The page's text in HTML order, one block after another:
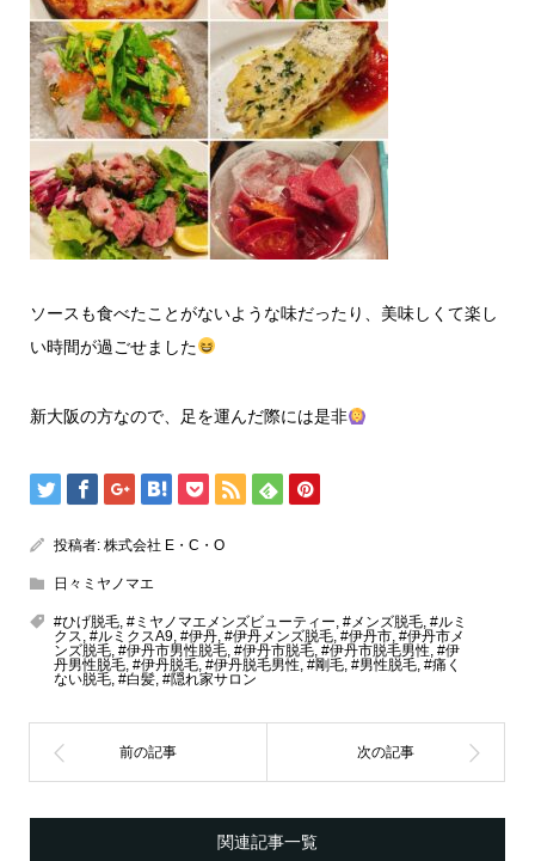
ソースも食べたことがないような味だったり、美味しくて楽し
い時間が過ごせました
新大阪の方なので、足を運んだ際には是非
投稿者: 株式会社 E・C・O
日々ミヤノマエ
#ひげ脱毛, #ミヤノマエメンズビューティー, #メンズ脱毛, #ルミ
クス, #ルミクスA9, #伊丹, #伊丹メンズ脱毛, #伊丹市, #伊丹市メ
ンズ脱毛, #伊丹市男性脱毛, #伊丹市脱毛, #伊丹市脱毛男性, #伊
丹男性脱毛, #伊丹脱毛, #伊丹脱毛男性, #剛毛, #男性脱毛, #痛く
ない脱毛, #白髪, #隠れ家サロン
関連記事一覧